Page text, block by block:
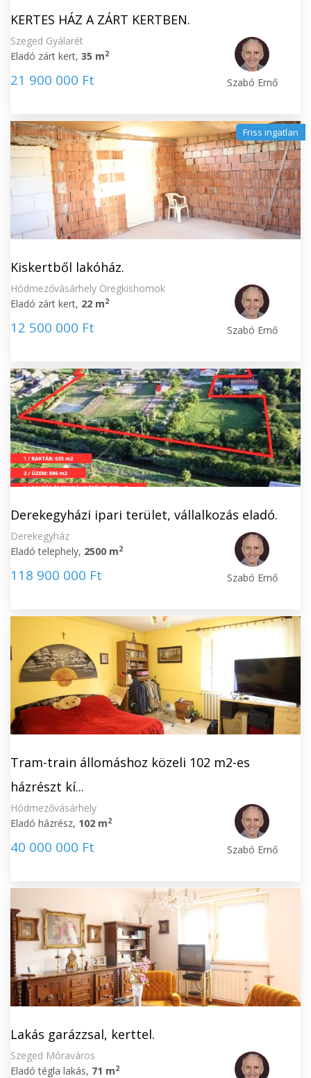
KERTES HÁZ A ZÁRT KERTBEN.
Szeged Gyálarét
Eladó zárt kert, 35 m2
21 900 000 Ft Szabó Ernő
Friss ingatlan
Kiskertből lakóház.
Hódmezővásárhely Öregkishomok
Eladó zárt kert, 22 m2
12 500 000 Ft Szabó Ernő
Derekegyházi ipari terület, vállalkozás eladó.
Derekegyház
Eladó telephely, 2500 m2
118 900 000 Ft Szabó Ernő
Tram-train állomáshoz közeli 102 m2-es
házrészt kí...
Hódmezővásárhely
Eladó házrész, 102 m2
40 000 000 Ft Szabó Ernő
Lakás garázzsal, kerttel.
Szeged Móraváros
Eladó tégla lakás, 71 m2